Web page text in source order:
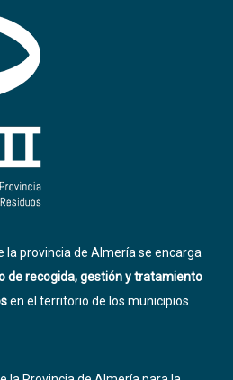
la provincia de Almería se encarga
de recogida, gestión y tratamiento
en el territorio de los municipios